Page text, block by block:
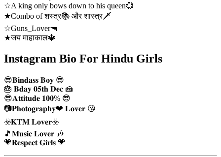
☆A king only bows down to his queen💞
★Combo of शस्त्र📚 और शास्त्र🗡
☆Guns_Lover🔫
★जय माहाकाल🔱
Instagram Bio For Hindu Girls
😎𝐁𝐢𝐧𝐝𝐚𝐬𝐬 𝐁𝐨𝐲 😎
🎂 𝐁𝐝𝐚𝐲 𝟎𝟓𝐭𝐡 𝐃𝐞𝐜 🍰
😎𝐀𝐭𝐭𝐢𝐭𝐮𝐝𝐞 𝟏𝟎𝟎% 😎
📷𝐏𝐡𝐨𝐭𝐨𝐠𝐫𝐚𝐩𝐡𝐲❤ 𝐋𝐨𝐯𝐞𝐫 😘
☣️𝐊𝐓𝐌 𝐋𝐨𝐯𝐞𝐫☣️
🎵𝐌𝐮𝐬𝐢𝐜 𝐋𝐨𝐯𝐞𝐫 🎶
💗𝐑𝐞𝐬𝐩𝐞𝐜𝐭 𝐆𝐢𝐫𝐥𝐬 💗